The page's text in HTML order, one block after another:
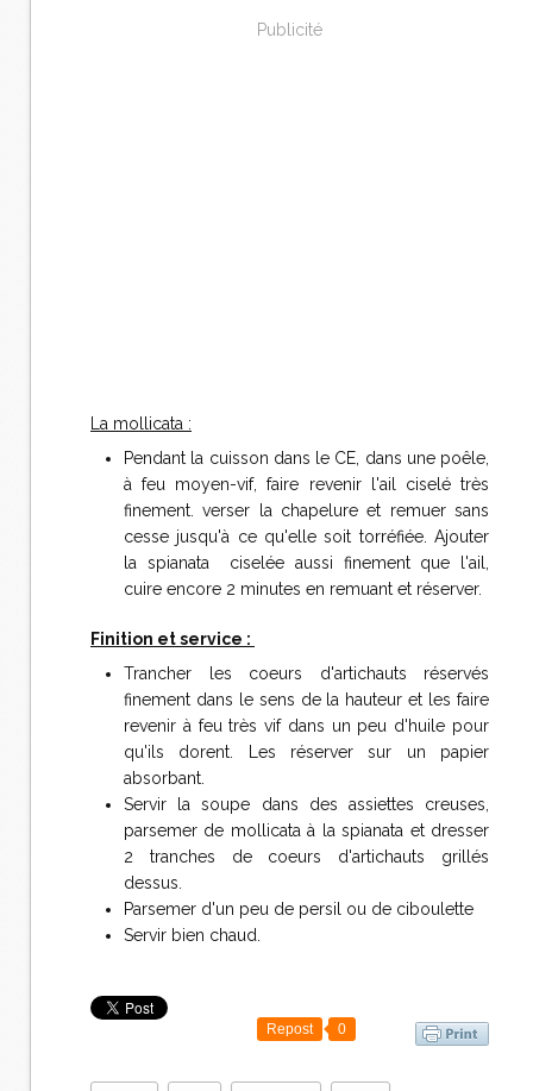
Publicité
La mollicata :
Pendant la cuisson dans le CE, dans une poêle,
à feu moyen-vif, faire revenir l'ail ciselé très
finement. verser la chapelure et remuer sans
cesse jusqu'à ce qu'elle soit torréfiée. Ajouter
la spianata ciselée aussi finement que l'ail,
cuire encore 2 minutes en remuant et réserver.
Finition et service :
Trancher les coeurs d'artichauts réservés
finement dans le sens de la hauteur et les faire
revenir à feu très vif dans un peu d'huile pour
qu'ils dorent. Les réserver sur un papier
absorbant.
Servir la soupe dans des assiettes creuses,
parsemer de mollicata à la spianata et dresser
2 tranches de coeurs d'artichauts grillés
dessus.
Parsemer d'un peu de persil ou de ciboulette
Servir bien chaud.
Repost 0